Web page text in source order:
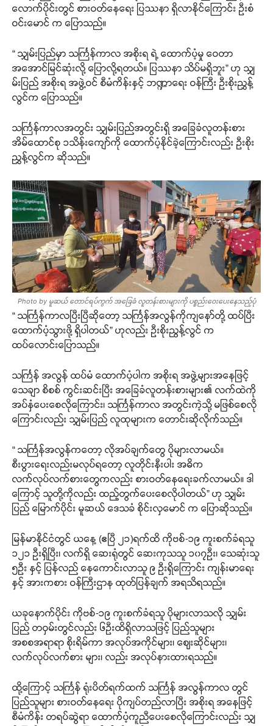
လောက်ပိုင်းတွင် စားဝတ်နေရေး ပြဿနာ ရှိလာနိုင်ကြောင်း ဦးစံ
ဝင်းမောင် က ပြောသည်။
“ သျှမ်းပြည်မှာ သင်္ကြန်ကာလ အစိုးရ ရဲ့ ထောက်ပံ့မှု ဝေတာ
အအောင်မြင်ဆုံးလို့ ပြောလို့ရတယ်။ ပြဿနာ သိပ်မရှိဘူး” ဟု သျှ
မ်းပြည် အစိုးရ အဖွဲ့ဝင် စီမံကိန်းနှင့် ဘဏ္ဍာရေး ဝန်ကြီး ဦးစိုးညွှန့်
လွင်က ပြောသည်။
သင်္ကြန်ကာလအတွင်း သျှမ်းပြည်အတွင်းရှိ အခြေခံလူတန်းစား
အိမ်ထောင်စု ၁သိန်းကျော်ကို ထောက်ပံ့နိုင်ခဲ့ကြောင်းလည်း ဦးစိုး
ညွှန့်လွင်က ဆိုသည်။
Photo by မူဆယ် တောင်ရပ်ကွက် အခြေခံ လူတန်းစားများကို ပစ္စည်းဝေးပေးနေသည့်ပုံ
“ သင်္ကြန်ကာလပြီးပြီဆိုတော့ သင်္ကြန်အလွန်ကိုကျနော်တို့ ထပ်ပြီး
ထောက်ပံ့သွားဖို့ ရှိပါတယ်” ဟုလည်း ဦးစိုးညွန့်လွင် က
ထပ်လောင်းပြောသည်။
သင်္ကြန် အလွန် ထပ်မံ ထောက်ပံ့ပါက အစိုးရ အဖွဲ့များအနေဖြင့်
သေချာ စိစစ် ကွင်းဆင်းပြီး အခြေခံလူတန်းစားများ၏ လက်ထဲကို
အပ်နှံပေးစေလိုကြောင်း၊ သင်္ကြန်ကာလ အတွင်းကဲ့သို့ မဖြစ်စေလို
ကြောင်းလည်း သျှမ်းပြည် လူထုများက တောင်းဆိုလိုက်သည်။
“ သင်္ကြန်အလွန်ကတော့ လိုအပ်ချက်တွေ ပိုများလာမယ်။
စီးပွားရေးလည်းမလုပ်ရတော့ လူတိုင်းနီးပါး အဓိက
လက်လုပ်လက်စားတွေကလည်း စားဝတ်နေရေးခက်လာမယ်။ ဒါ
ကြောင့် သူတို့ကိုလည်း ထည့်တွက်ပေးစေလိုပါတယ်” ဟု သျှမ်း
ပြည် မြောက်ပိုင်း မူဆယ် ဒေသခံ စိုင်းလှမောင် က ပြောဆိုသည်။
မြန်မာနိုင်ငံတွင် ယနေ့ (ဧပြီ ၂၁)ရက်ထိ ကိုဗစ်-၁၉ ကူးစက်ခံရသူ
၁၂၁ ဦးရှိပြီး၊ လက်ရှိ ဆေးရုံတွင် ဆေးကုသသူ ၁၀၇ဦး၊ သေဆုံးသူ
၅ဦး နှင့် ပြန်လည် နေကောင်းလာသူ ၉ ဦးရှိကြောင်း ကျန်းမာရေး
နှင့် အားကစား ဝန်ကြီးဌာန ထုတ်ပြန်ချက် အရသိရသည်။
ယခုနောက်ပိုင်း ကိုဗစ်-၁၉ ကူးစက်ခံရသူ ပိုများလာသလို သျှမ်း
ပြည် တဝှမ်းတွင်လည်း ၆ဦးထိရှိလာသဖြင့် ပြည်သူများ
အစစအရာရာ စိုးရိမ်ကာ အလုပ်အကိုင်များ၊ ဈေးဆိုင်များ၊
လက်လုပ်လက်စား များ၊ လည်း အလုပ်နားထားရသည်။
ထို့ကြောင့် သင်္ကြန် ရုံးပိတ်ရက်ထက် သင်္ကြန် အလွန်ကာလ တွင်
ပြည်သူများ စားဝတ်နေရေး ပိုကျပ်တည်လာပြီး အစိုးရ အနေဖြင့်
စီမံကိန်း တရပ်ဆွဲရာ ထောက်ပံ့ကူညီပေးစေလိုကြောင်းလည်း သျှ